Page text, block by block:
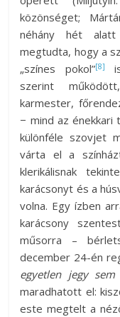
közönséget;
néhány hét alatt
megtudta, hogy a
„színes pokol”[8]
szerint
karmester,
− mind az énekkari
különféle szovjet
várta el a
klerikálisnak
karácsonyt és a
volna. Egy ízben
karácsony
műsorra –
december 24-én
egyetlen jegy
maradhatott el:
este megtelt a